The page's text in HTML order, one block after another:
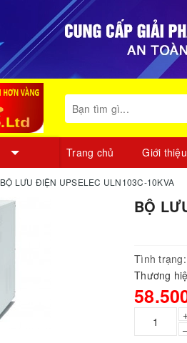
Trang chủ Giới thiệu
BỘ LƯU ĐIỆN UPSELEC ULN103C-10KVA
BỘ
Tình trạng:
Thương